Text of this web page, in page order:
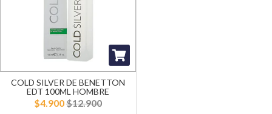
COLD SILVER DE BENETTON
EDT 100ML HOMBRE
$4.900$12.900